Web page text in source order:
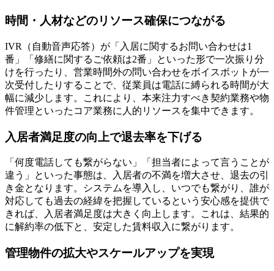
時間・人材などのリソース確保につながる
IVR（自動音声応答）が「入居に関するお問い合わせは1
番」「修繕に関するご依頼は2番」といった形で一次振り分
けを行ったり、営業時間外の問い合わせをボイスボットが一
次受付したりすることで、 従業員は電話に縛られる時間が大
幅に減少します。これにより、本来注力すべき契約業務や物
件管理といったコア業務に人的リソースを集中できます。
入居者満足度の向上で退去率を下げる
「何度電話しても繋がらない」「担当者によって言うことが
違う」といった事態は、入居者の不満を増大させ、退去の引
き金となります。システムを導入し、 いつでも繋がり、誰が
対応しても過去の経緯を把握しているという安心感を提供で
きれば、入居者満足度は大きく向上します。これは、結果的
に解約率の低下と、安定した賃料収入に繋がります。
管理物件の拡大やスケールアップを実現